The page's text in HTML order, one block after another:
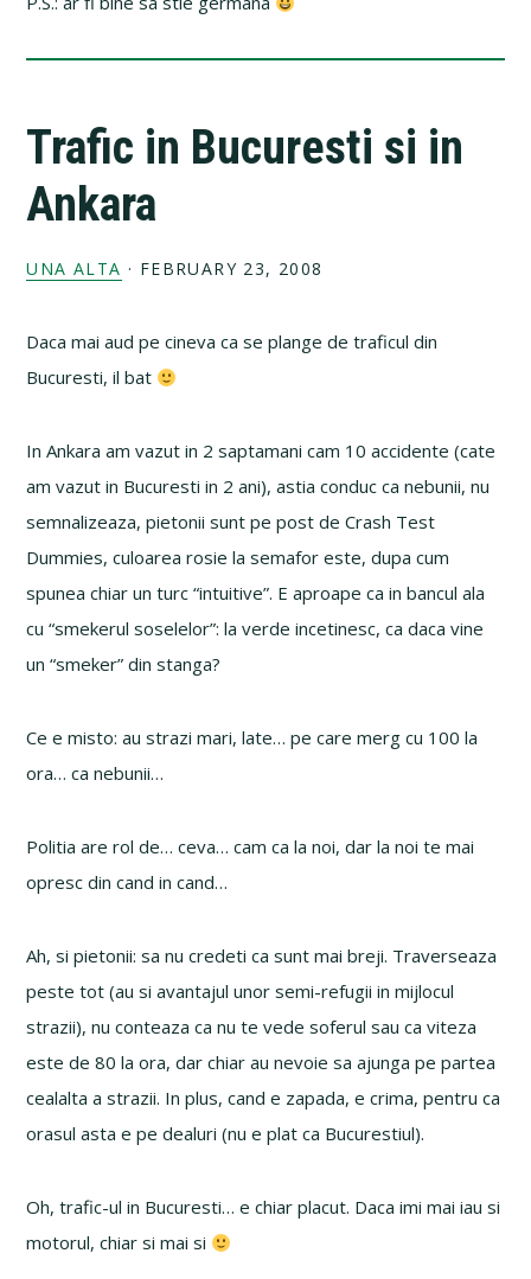
Trafic in Bucuresti si in
Ankara
UNA ALTA · FEBRUARY 23, 2008
Daca mai aud pe cineva ca se plange de traficul din
Bucuresti, il bat
In Ankara am vazut in 2 saptamani cam 10 accidente (cate
am vazut in Bucuresti in 2 ani), astia conduc ca nebunii, nu
semnalizeaza, pietonii sunt pe post de Crash Test
Dummies, culoarea rosie la semafor este, dupa cum
spunea chiar un turc “intuitive”. E aproape ca in bancul ala
cu “smekerul soselelor”: la verde incetinesc, ca daca vine
un “smeker” din stanga?
Ce e misto: au strazi mari, late… pe care merg cu 100 la
ora… ca nebunii…
Politia are rol de… ceva… cam ca la noi, dar la noi te mai
opresc din cand in cand…
Ah, si pietonii: sa nu credeti ca sunt mai breji. Traverseaza
peste tot (au si avantajul unor semi-refugii in mijlocul
strazii), nu conteaza ca nu te vede soferul sau ca viteza
este de 80 la ora, dar chiar au nevoie sa ajunga pe partea
cealalta a strazii. In plus, cand e zapada, e crima, pentru ca
orasul asta e pe dealuri (nu e plat ca Bucurestiul).
Oh, trafic-ul in Bucuresti… e chiar placut. Daca imi mai iau si
motorul, chiar si mai si